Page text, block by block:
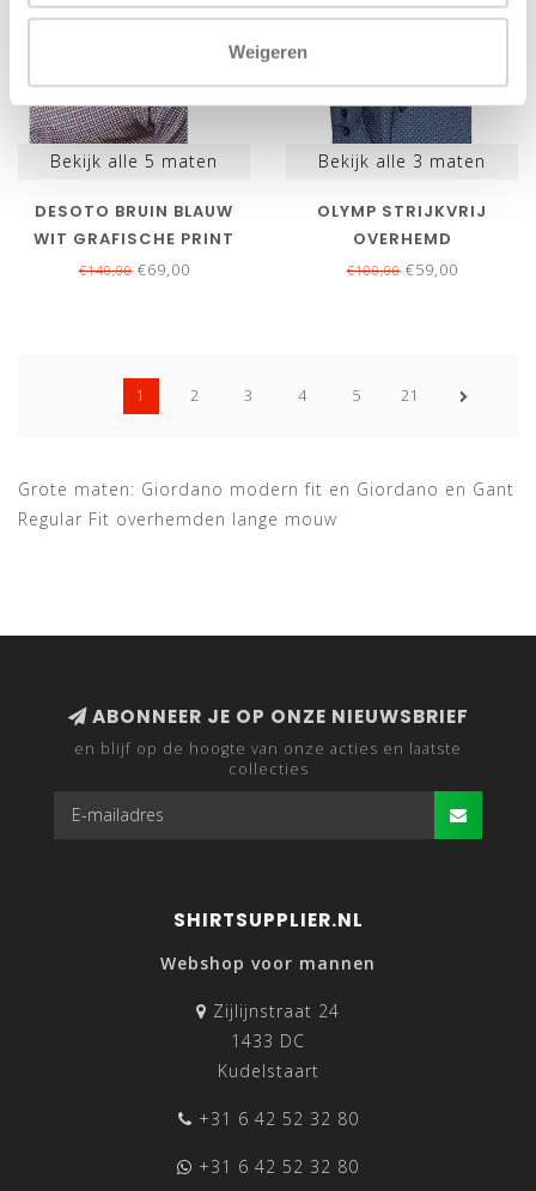
Weigeren
Bekijk alle 5 maten
DESOTO BRUIN BLAUW
WIT GRAFISCHE PRINT
1KNOOPS WIDE SPREAD
€140,00€69,00
Bekijk alle 3 maten
OLYMP STRIJKVRIJ
OVERHEMD
DONKERBLAUW BLAUW
€100,00€59,00
1 2 3 4 5 21
Grote maten: Giordano modern fit en Giordano en Gant
Regular Fit overhemden lange mouw
ABONNEER JE OP ONZE NIEUWSBRIEF
en blijf op de hoogte van onze acties en laatste
collecties
SHIRTSUPPLIER.NL
Webshop voor mannen
Zijlijnstraat 24
1433 DC
Kudelstaart
+31 6 42 52 32 80
+31 6 42 52 32 80